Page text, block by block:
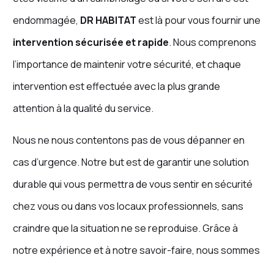
endommagée, DR HABITATest là pour vous fournir une
intervention sécurisée et rapide. Nous comprenons
l’importance de maintenir votre sécurité, et chaque
intervention est effectuée avec la plus grande
attention à la qualité du service.
Nous ne nous contentons pas de vous dépanner en
cas d’urgence. Notre but est de garantir une solution
durable qui vous permettra de vous sentir en sécurité
chez vous ou dans vos locaux professionnels, sans
craindre que la situation ne se reproduise. Grâce à
notre expérience et à notre savoir-faire, nous sommes